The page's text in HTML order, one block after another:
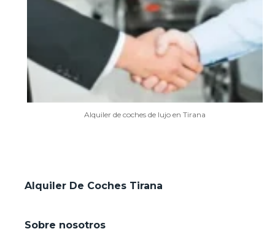
Alquiler de coches de lujo en Tirana
Alquiler De Coches Tirana
Sobre nosotros